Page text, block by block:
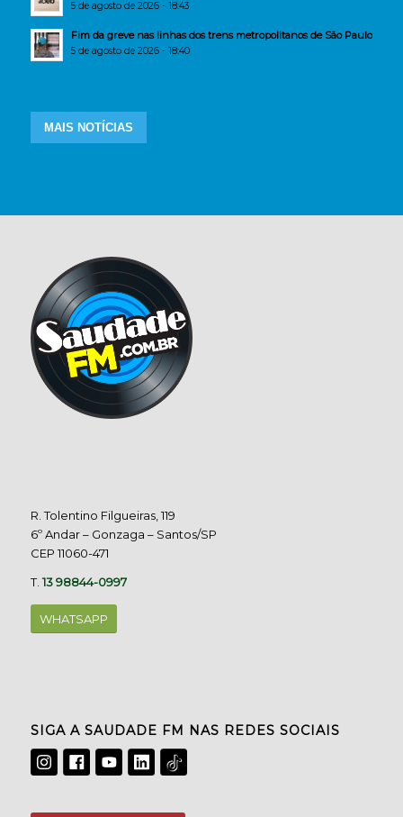
5 de agosto de 2026 - 18:43
Fim da greve nas linhas dos trens metropolitanos de São Paulo
5 de agosto de 2026 - 18:40
MAIS NOTÍCIAS
R. Tolentino Filgueiras, 119
6º Andar – Gonzaga – Santos/SP
CEP 11060-471
T.13 98844-0997
WHATSAPP
SIGA A SAUDADE FM NAS REDES SOCIAIS